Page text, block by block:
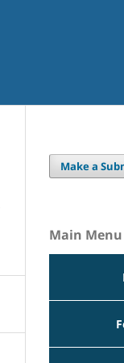
Make a
Main Menu